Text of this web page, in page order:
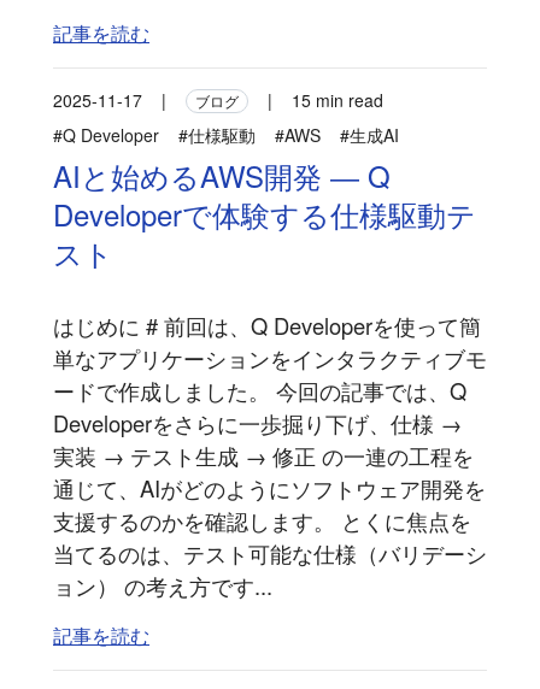
記事を読む
2025-11-17 | ブログ |
15 min read
#Q Developer
#仕様駆動 #AWS #生成AI
AIと始めるAWS開発 ― Q
Developerで体験する仕様駆動テ
スト
はじめに # 前回は、Q Developerを使って簡
単なアプリケーションをインタラクティブモ
ードで作成しました。 今回の記事では、Q
Developerをさらに一歩掘り下げ、仕様 →
実装 → テスト生成 → 修正 の一連の工程を
通じて、AIがどのようにソフトウェア開発を
支援するのかを確認します。 とくに焦点を
当てるのは、テスト可能な仕様（バリデーシ
ョン） の考え方です...
記事を読む